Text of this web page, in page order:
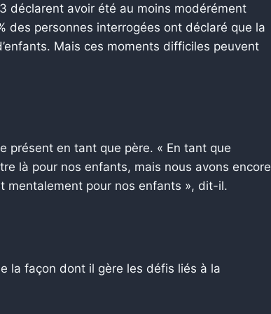
déclarent avoir été au moins modérément
des personnes interrogées ont déclaré que la
Mais ces moments difficiles peuvent
présent en tant que père. « En tant que
là pour nos enfants, mais nous avons encore
mentalement pour nos enfants », dit-il.
la façon dont il gère les défis liés à la